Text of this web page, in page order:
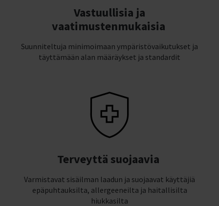
Vastuullisia ja
vaatimustenmukaisia
Suunniteltuja minimoimaan ympäristövaikutukset ja
täyttämään alan määräykset ja standardit
Terveyttä suojaavia
Varmistavat sisäilman laadun ja suojaavat käyttäjiä
epäpuhtauksilta, allergeeneilta ja haitallisilta
hiukkasilta